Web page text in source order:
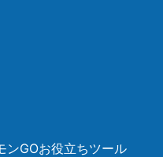
GOお役立ちツール